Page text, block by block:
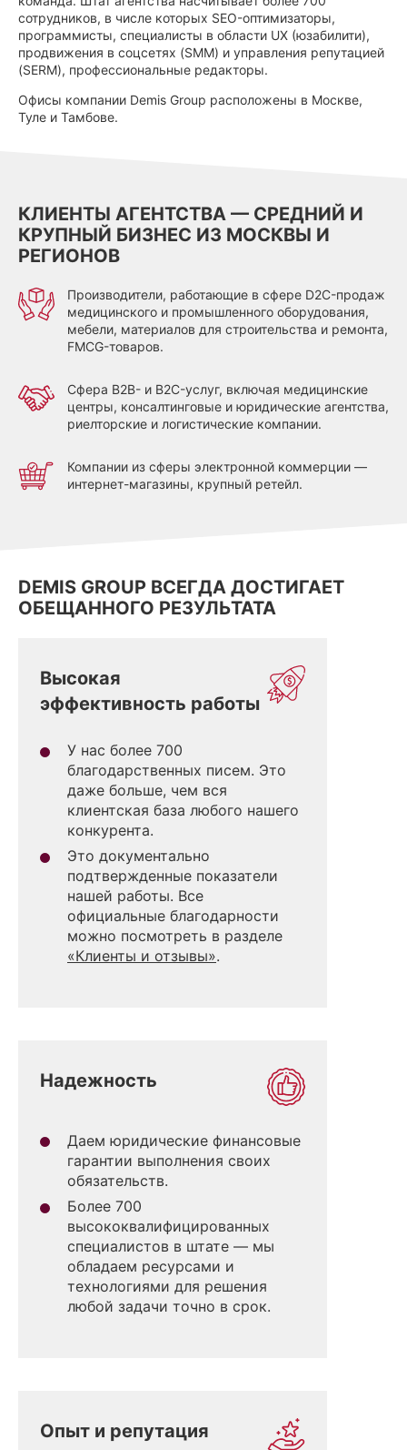
сотрудников, в числе которых SEO-оптимизаторы,
программисты, специалисты в области UX (юзабилити),
продвижения в соцсетях (SMM) и управления репутацией
(SERM), профессиональные редакторы.
Офисы компании Demis Group расположены в Москве,
Туле и Тамбове.
КЛИЕНТЫ АГЕНТСТВА — СРЕДНИЙ И
КРУПНЫЙ БИЗНЕС ИЗ МОСКВЫ И
РЕГИОНОВ
Производители, работающие в сфере D2C-продаж
медицинского и промышленного оборудования,
мебели, материалов для строительства и ремонта,
FMCG-товаров.
Сфера B2B- и B2C-услуг, включая медицинские
центры, консалтинговые и юридические агентства,
риелторские и логистические компании.
Компании из сферы электронной коммерции —
интернет-магазины, крупный ретейл.
DEMIS GROUP ВСЕГДА ДОСТИГАЕТ
ОБЕЩАННОГО РЕЗУЛЬТАТА
Высокая
эффективность работы
У нас более 700
благодарственных писем. Это
даже больше, чем вся
клиентская база любого нашего
конкурента.
Это документально
подтвержденные показатели
нашей работы. Все
официальные благодарности
можно посмотреть в разделе
«Клиенты и отзывы».
Надежность
Даем юридические финансовые
гарантии выполнения своих
обязательств.
Более 700
высококвалифицированных
специалистов в штате — мы
обладаем ресурсами и
технологиями для решения
любой задачи точно в срок.
Опыт и репутация